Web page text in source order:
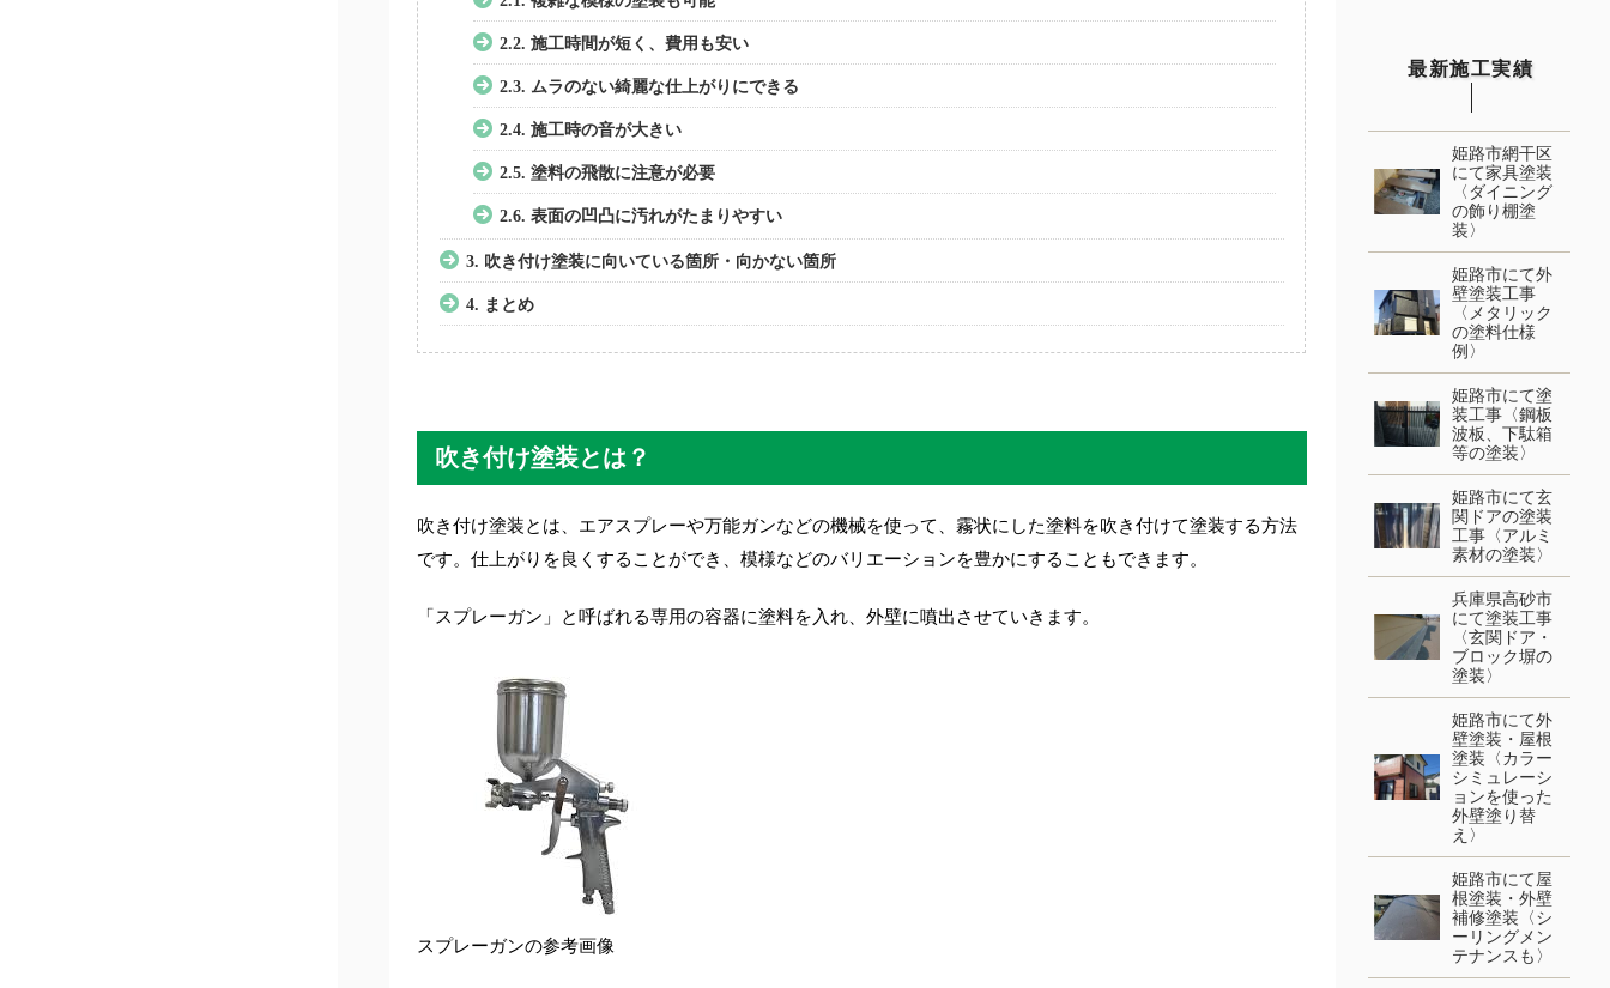
2.2. 施工時間が短く、費用も安い
2.3. ムラのない綺麗な仕上がりにできる
2.4. 施工時の音が大きい
2.5. 塗料の飛散に注意が必要
2.6. 表面の凹凸に汚れがたまりやすい
3. 吹き付け塗装に向いている箇所・向かない箇所
4. まとめ
吹き付け塗装とは？
吹き付け塗装とは、エアスプレーや万能ガンなどの機械を使って、霧状にした塗料を吹き付けて塗装する方法
です。仕上がりを良くすることができ、模様などのバリエーションを豊かにすることもできます。
「スプレーガン」と呼ばれる専用の容器に塗料を入れ、外壁に噴出させていきます。
スプレーガンの参考画像
最新施工実績
姫路市網干区
にて家具塗装
〈ダイニング
の飾り棚塗
装〉
姫路市にて外
壁塗装工事
〈メタリック
の塗料仕様
例〉
姫路市にて塗
装工事〈鋼板
波板、下駄箱
等の塗装〉
姫路市にて玄
関ドアの塗装
工事〈アルミ
素材の塗装〉
兵庫県高砂市
にて塗装工事
〈玄関ドア・
ブロック塀の
塗装〉
姫路市にて外
壁塗装・屋根
塗装〈カラー
シミュレーシ
ョンを使った
外壁塗り替
え〉
姫路市にて屋
根塗装・外壁
補修塗装〈シ
ーリングメン
テナンスも〉